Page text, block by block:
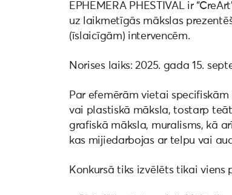
EPHEMERA PHESTIVAL ir
uz laikmetīgās mākslas
(īslaicīgām) intervencēm.
Norises laiks: 2025. gada 15.
Par efemērām vietai
vai plastiskā māksla, tostarp
grafiskā māksla, muralisms, kā
kas mijiedarbojas ar telpu vai
Konkursā tiks izvēlēts tikai viens